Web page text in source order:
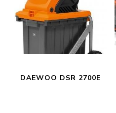
DAEWOO DSR 2700E